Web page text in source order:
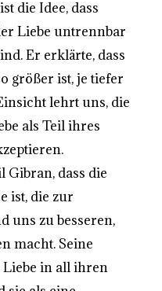
die Idee, dass
Liebe untrennbar
Er erklärte, dass
größer ist, je tiefer
lehrt uns, die
als Teil ihres
Gibran, dass die
ist, die zur
uns zu besseren,
macht. Seine
in all ihren